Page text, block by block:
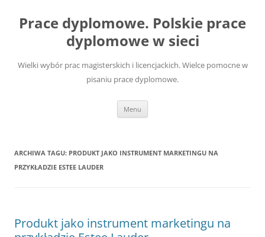
treści
Prace dyplomowe. Polskie prace
dyplomowe w sieci
Wielki wybór prac magisterskich i licencjackich. Wielce pomocne w
pisaniu prace dyplomowe.
Menu
ARCHIWA TAGU: PRODUKT JAKO INSTRUMENT MARKETINGU NA
PRZYKŁADZIE ESTEE LAUDER
Produkt jako instrument marketingu na